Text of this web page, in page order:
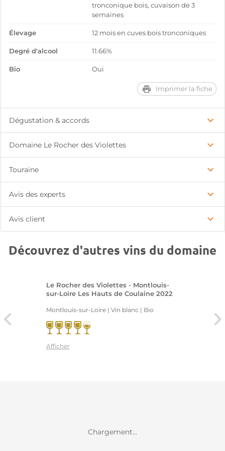
tronconique bois, cuvaison de 3
semaines
Élevage 12 mois en cuves bois tronconiques
Degré d'alcool 11.66%
Bio Oui
Imprimer la fiche
Dégustation & accords
Domaine Le Rocher des Violettes
Touraine
Avis des experts
Avis client
Découvrez d'autres vins du domaine
Le Rocher des Violettes - Montlouis-
sur-Loire Les Hauts de Coulaine 2022
Montlouis-sur-Loire | Vin blanc | Bio
Afficher
Chargement...